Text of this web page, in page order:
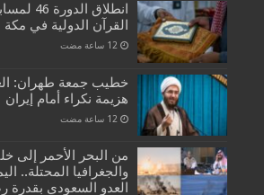
انطلاق الدورة
القرآن الدولية في مكة
خطيب جمعة طهران:
هزيمة نكراء أمام إيران
من البحر الأحمر إلى
والجغرافيا المحتلة..
العدو السعودي بقدرة